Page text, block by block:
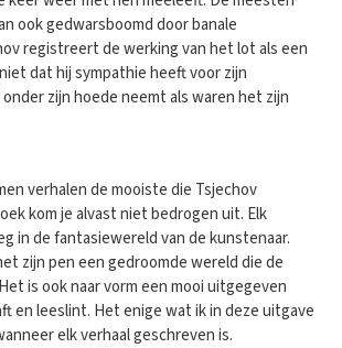
ook gedwarsboomd door banale
registreert de werking van het lot als een
dat hij sympathie heeft voor zijn
zijn hoede neemt als waren het zijn
verhalen de mooiste die Tsjechov
kom je alvast niet bedrogen uit. Elk
in de fantasiewereld van de kunstenaar.
zijn pen een gedroomde wereld die de
is ook naar vorm een mooi uitgegeven
en leeslint. Het enige wat ik in deze uitgave
elk verhaal geschreven is.